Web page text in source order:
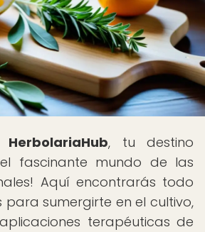
HerbolariaHub, tu destino
fascinante mundo de las
Aquí encontrarás todo
para sumergirte en el cultivo,
terapéuticas de